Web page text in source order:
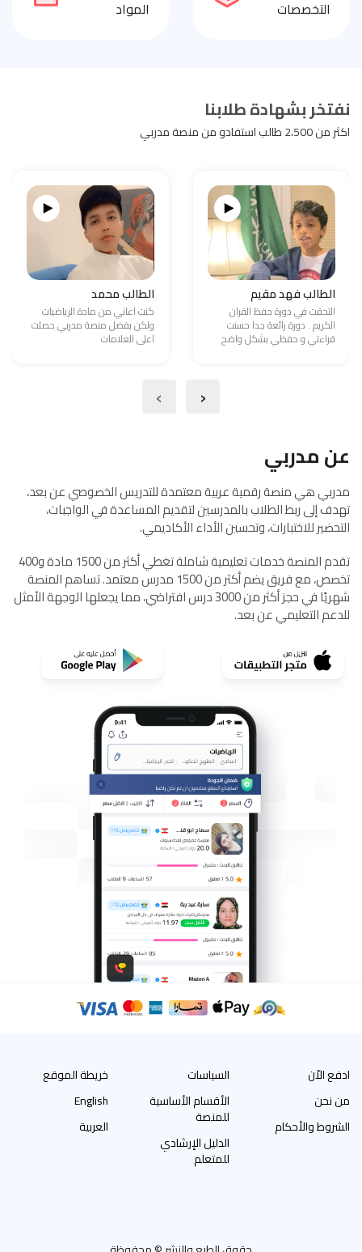
التخصصات المواد
نفتخر بشهادة طلابنا
اكثر من 2،500 طالب استفادو من منصة مدربي
الطالب فهد مقيم
التحقت في دورة حفظ القران
الكريم . دورة رائعة جدا حسنت
قراءتي و حفظي بشكل واضح
الطالب محمد
كنت اعاني من مادة الرياضيات
ولكن بفضل منصة مدربي حصلت
اعلى العلامات
‹
›
عن مدربي
مدربي هي منصة رقمية عربية معتمدة للتدريس الخصوصي عن بعد،
تهدف إلى ربط الطلاب بالمدرسين لتقديم المساعدة في الواجبات،
التحضير للاختبارات، وتحسين الأداء الأكاديمي.
تقدم المنصة خدمات تعليمية شاملة تغطي أكثر من 1500 مادة و400
تخصص، مع فريق يضم أكثر من 1500 مدرس معتمد. تساهم المنصة
شهريًا في حجز أكثر من 3000 درس افتراضي، مما يجعلها الوجهة الأمثل
للدعم التعليمي عن بعد.
ادفع الاّن
من نحن
الشروط والأحكام
السياسات
الأقسام الأساسية
للمنصة
الدليل الإرشادي
للمتعلم
خريطة الموقع
English
العربية